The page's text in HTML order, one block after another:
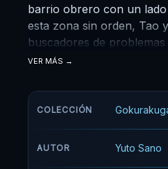
barrio obrero con un
esta zona sin orden, Tao
buscadores de
misiones consisten en
que desaparece sin dejar
de animales
sacan a relucir una faceta
VER MÁS
COLECCIÓN
AUTOR Yuto Sano